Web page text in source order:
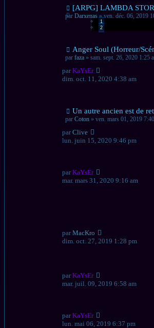
Nouveau
message
[ARPG] LAMBDA
par Darxenas» ven. déc. 06, 2019
1
2
Nouveau
message
Anger Soul (Horreur/
par faza » sam. sept. 26, 2020 1:25
parKaYsEr
dim. oct. 11, 2020 4:38 am
Nouveau
message
Un autre ancien est de
par Coton » ven. mars 01, 2019
parClive
lun. juin 15, 2020 9:46 pm
parKaYsEr
mar. mars 31, 2020 9:16 am
parMacKro
dim. oct. 27, 2019 1:28 pm
parKaYsEr
mar. juil. 09, 2019 6:58 am
parKaYsEr
lun. mai 06, 2019 6:37 pm